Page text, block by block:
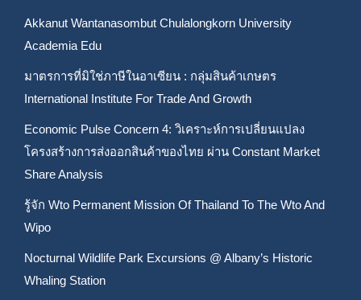
Akkanut Wantanasombut Chulalongkorn University
Academia Edu
มาตรการที่มิใช่ภาษีในอาเซียน : กลุ่มสินค้าเกษตร
International Institute For Trade And Growth
Economic Pulse Concern 4: วิเคราะห์การเปลี่ยนแปลง
โครงสร้างการส่งออกสินค้าของไทย ผ่าน Constant Market
Share Analysis
รู้จัก Wto Permanent Mission Of Thailand To The Wto And
Wipo
Nocturnal Wildlife Park Excursions @ Albany’s Historic
Whaling Station